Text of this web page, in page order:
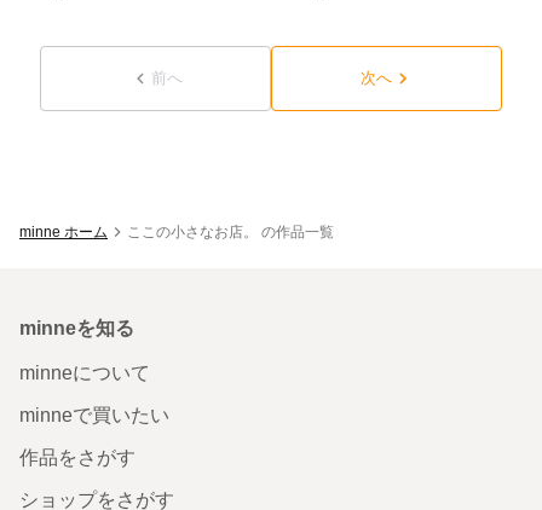
前へ 次へ
minne ホーム ここの小さなお店。 の作品一覧
minneを知る
minneについて
minneで買いたい
作品をさがす
ショップをさがす